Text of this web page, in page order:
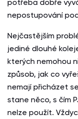
potřeba dobře
nepostupování
Nejčastějším
jediné dlouhé
kterých nemohou
způsob, jak co
nemají přicházet
stane něco, s čím
nelze použít.